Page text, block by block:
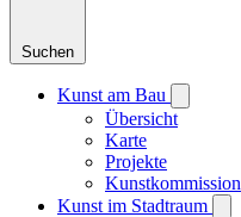
Suchen
Kunst am Bau
Übersicht
Karte
Projekte
Kunstkommission
Kunst im Stadtraum